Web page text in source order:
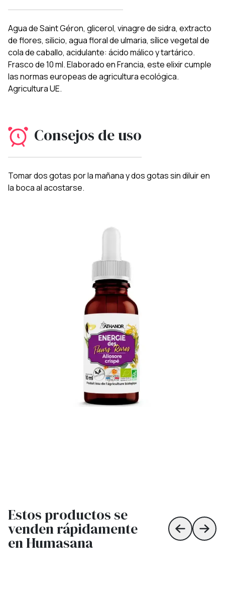
Agua de Saint Géron, glicerol, vinagre de sidra, extracto
de flores, silicio, agua floral de ulmaria, sílice vegetal de
cola de caballo, acidulante: ácido málico y tartárico.
Frasco de 10 ml. Elaborado en Francia, este elixir cumple
las normas europeas de agricultura ecológica.
Agricultura UE.
Consejos de uso
Tomar dos gotas por la mañana y dos gotas sin diluir en
la boca al acostarse.
Estos productos se
venden rápidamente
en Humasana Skip toSkip